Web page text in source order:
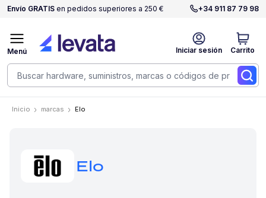
Envío GRATIS en pedidos superiores a 250 € +34 911 87 79 98
Iniciar sesión Carrito
Menú
Inicio marcas Elo
Elo